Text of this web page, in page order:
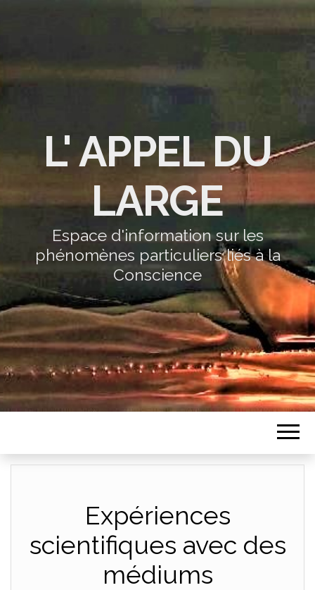
L' APPEL DU
LARGE
Espace d'information sur les
phénomènes particuliers liés à la
Conscience
Expériences
scientifiques avec des
médiums